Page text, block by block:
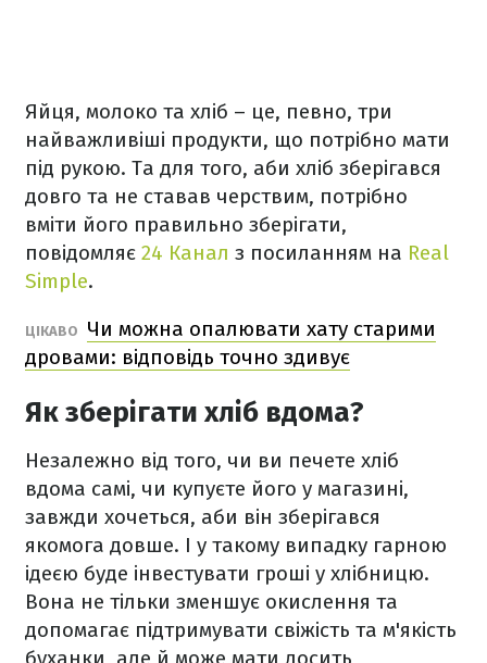
Яйця, молоко та хліб – це, певно, три
найважливіші продукти, що потрібно мати
під рукою. Та для того, аби хліб зберігався
довго та не ставав черствим, потрібно
вміти його правильно зберігати,
повідомляє 24 Канал з посиланням на Real
Simple.
ЦІКАВО
Чи можна опалювати хату старими
дровами: відповідь точно здивує
Як зберігати хліб вдома?
Незалежно від того, чи ви печете хліб
вдома самі, чи купуєте його у магазині,
завжди хочеться, аби він зберігався
якомога довше. І у такому випадку гарною
ідеєю буде інвестувати гроші у хлібницю.
Вона не тільки зменшує окислення та
допомагає підтримувати свіжість та м'якість